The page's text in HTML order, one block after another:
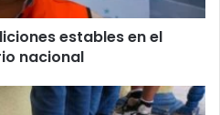
estables en el
nacional